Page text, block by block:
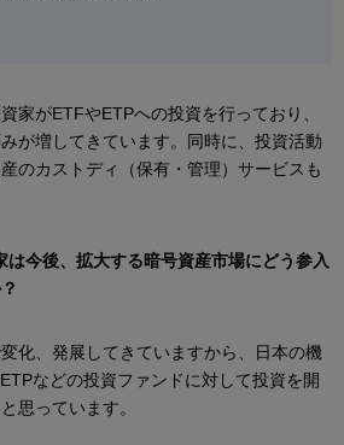
家がETFやETPへの投資を行っており、
が増してきています。同時に、投資活動
のカストディ（保有・管理）サービスも
今後、拡大する暗号資産市場にどう参入
化、発展してきていますから、日本の機
などの投資ファンドに対して投資を開
思っています。